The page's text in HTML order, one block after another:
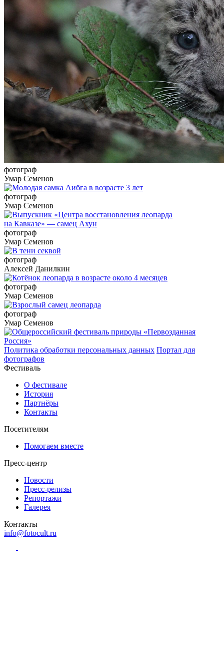
фотограф
Умар Семенов
фотограф
Умар Семенов
фотограф
Умар Семенов
фотограф
Алексей Данилкин
фотограф
Умар Семенов
фотограф
Умар Семенов
Политика обработки персональных данных Портал для
фотографов
Фестиваль
О фестивале
История
Партнёры
Контакты
Посетителям
Помогаем вместе
Пресс-центр
Новости
Пресс-релизы
Репортажи
Галерея
Контакты
info@fotocult.ru